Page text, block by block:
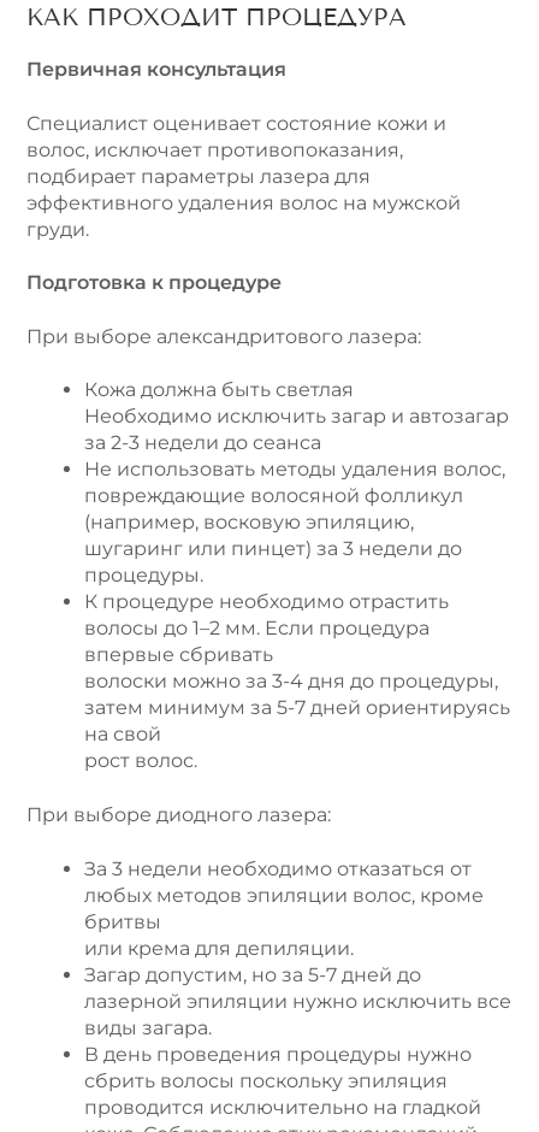
КАК ПРОХОДИТ ПРОЦЕДУРА
Первичная консультация
Специалист оценивает состояние кожи и
волос, исключает противопоказания,
подбирает параметры лазера для
эффективного удаления волос на мужской
груди.
Подготовка к процедуре
При выборе александритового лазера:
Кожа должна быть светлая
Необходимо исключить загар и автозагар
за 2-3 недели до сеанса
Не использовать методы удаления волос,
повреждающие волосяной фолликул
(например, восковую эпиляцию,
шугаринг или пинцет) за 3 недели до
процедуры.
К процедуре необходимо отрастить
волосы до 1–2 мм. Если процедура
впервые сбривать
волоски можно за 3-4 дня до процедуры,
затем минимум за 5-7 дней ориентируясь
на свой
рост волос.
При выборе диодного лазера:
За 3 недели необходимо отказаться от
любых методов эпиляции волос, кроме
бритвы
или крема для депиляции.
Загар допустим, но за 5-7 дней до
лазерной эпиляции нужно исключить все
виды загара.
В день проведения процедуры нужно
сбрить волосы поскольку эпиляция
проводится исключительно на гладкой